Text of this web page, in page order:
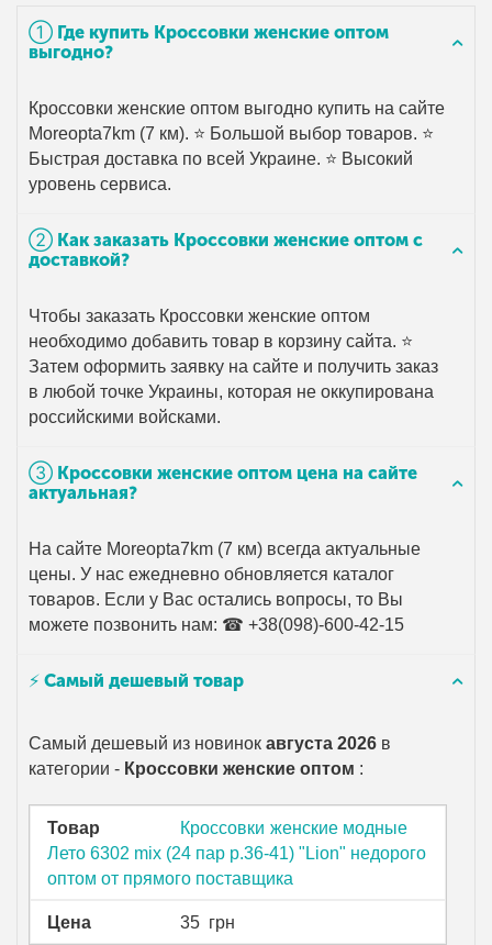
➀ Где купить Кроссовки женские оптом
выгодно?
Кроссовки женские оптом выгодно купить на сайте
Moreopta7km (7 км). ⭐ Большой выбор товаров. ⭐
Быстрая доставка по всей Украине. ⭐ Высокий
уровень сервиса.
➁ Как заказать Кроссовки женские оптом с
доставкой?
Чтобы заказать Кроссовки женские оптом
необходимо добавить товар в корзину сайта. ⭐
Затем оформить заявку на сайте и получить заказ
в любой точке Украины, которая не оккупирована
российскими войсками.
➂ Кроссовки женские оптом цена на сайте
актуальная?
На сайте Moreopta7km (7 км) всегда актуальные
цены. У нас ежедневно обновляется каталог
товаров. Если у Вас остались вопросы, то Вы
можете позвонить нам: ☎ +38(098)-600-42-15
⚡ Самый дешевый товар
Самый дешевый из новинокавгуста 2026 в
категории - Кроссовки женские оптом :
Товар
Кроссовки женские модные
Лето 6302 mix (24 пар р.36-41) "Lion" недорого
оптом от прямого поставщика
Цена 35 грн